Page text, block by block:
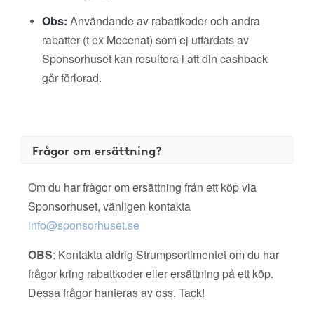
Obs: Användande av rabattkoder och andra
rabatter (t ex Mecenat) som ej utfärdats av
Sponsorhuset kan resultera i att din cashback
går förlorad.
Frågor om ersättning?
Om du har frågor om ersättning från ett köp via
Sponsorhuset, vänligen kontakta
info@sponsorhuset.se
OBS: Kontakta aldrig Strumpsortimentet om du har
frågor kring rabattkoder eller ersättning på ett köp.
Dessa frågor hanteras av oss. Tack!